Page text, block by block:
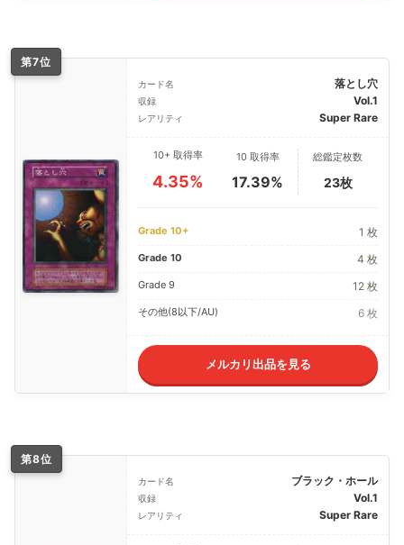
第7位
カード名 落とし穴
収録 Vol.1
レアリティ Super Rare
10+ 取得率
4.35%
10 取得率
17.39%
総鑑定枚数
23枚
Grade 10+ 1 枚
Grade 10 4 枚
Grade 9 12 枚
その他(8以下/AU) 6 枚
メルカリ出品を見る
第8位
カード名 ブラック・ホール
収録 Vol.1
レアリティ Super Rare